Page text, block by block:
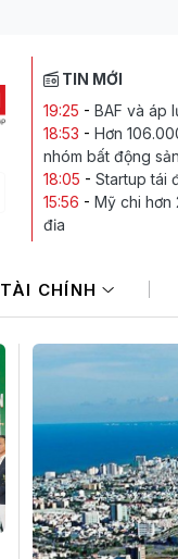
TIN MỚI
19:25 - BAF và áp
18:53 - Hơn
nhóm bất động
18:05 - Startup tái
15:56 - Mỹ chi hơn
địa
14:23- Định giá
sách
TÀI CHÍNH